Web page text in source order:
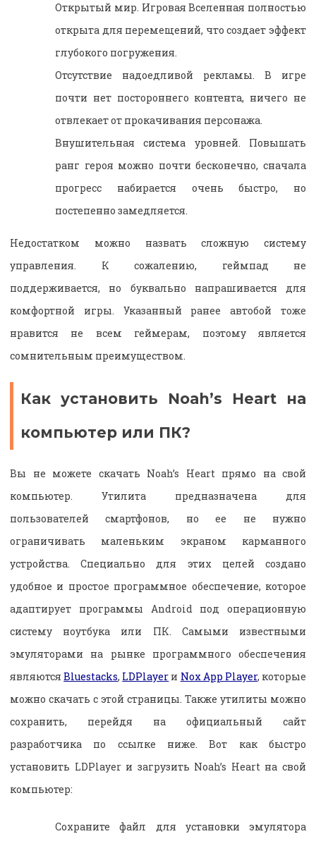
Открытый мир. Игровая Вселенная полностью
открыта для перемещений, что создает эффект
глубокого погружения.
Отсутствие надоедливой рекламы. В игре
почти нет постороннего контента, ничего не
отвлекает от прокачивания персонажа.
Внушительная система уровней. Повышать
ранг героя можно почти бесконечно, сначала
прогресс набирается очень быстро, но
постепенно замедляется.
Недостатком можно назвать сложную систему
управления. К сожалению, геймпад не
поддерживается, но буквально напрашивается для
комфортной игры. Указанный ранее автобой тоже
нравится не всем геймерам, поэтому является
сомнительным преимуществом.
Как установить Noah’s Heart на
компьютер или ПК?
Вы не можете скачать Noah’s Heart прямо на свой
компьютер. Утилита предназначена для
пользователей смартфонов, но ее не нужно
ограничивать маленьким экраном карманного
устройства. Специально для этих целей создано
удобное и простое программное обеспечение, которое
адаптирует программы Android под операционную
систему ноутбука или ПК. Самыми известными
эмуляторами на рынке программного обеспечения
являютсяBluestacks, LDPlayer и Nox App Player, которые
можно скачать с этой страницы. Также утилиты можно
сохранить, перейдя на официальный сайт
разработчика по ссылке ниже. Вот как быстро
установить LDPlayer и загрузить Noah’s Heart на свой
компьютер:
Сохраните файл для установки эмулятора